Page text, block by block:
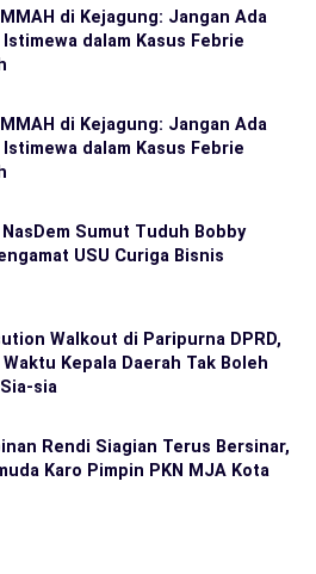
di Kejagung: Jangan Ada
dalam Kasus Febrie
di Kejagung: Jangan Ada
dalam Kasus Febrie
Sumut Tuduh Bobby
USU Curiga Bisnis
Walkout di Paripurna DPRD,
Kepala Daerah Tak Boleh
sia
Rendi Siagian Terus Bersinar,
Karo Pimpin PKN MJA Kota